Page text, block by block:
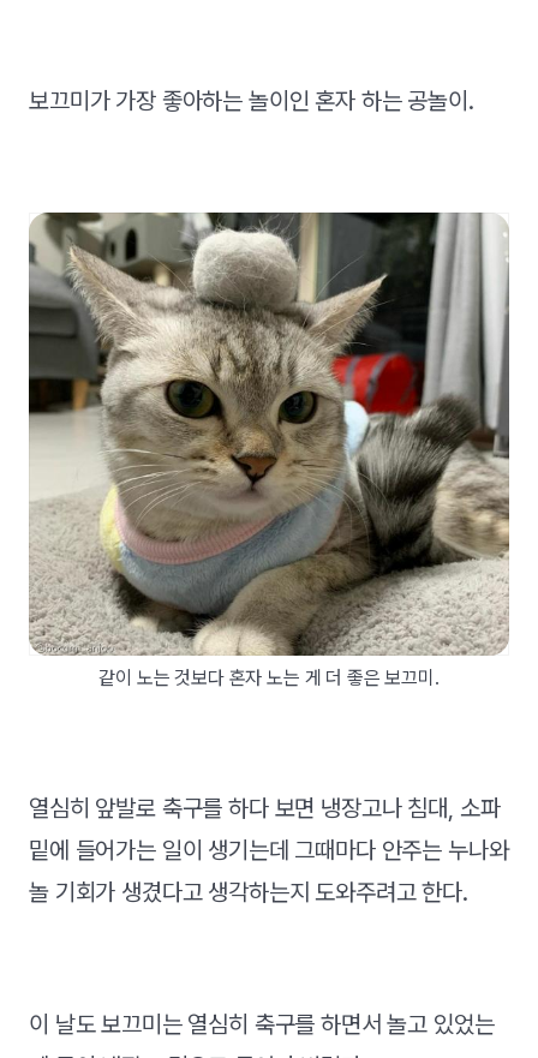
보끄미가 가장 좋아하는 놀이인 혼자 하는 공놀이.
같이 노는 것보다 혼자 노는 게 더 좋은 보끄미.
열심히 앞발로 축구를 하다 보면 냉장고나 침대, 소파
밑에 들어가는 일이 생기는데 그때마다 안주는 누나와
놀 기회가 생겼다고 생각하는지 도와주려고 한다.
이 날도 보끄미는 열심히 축구를 하면서 놀고 있었는